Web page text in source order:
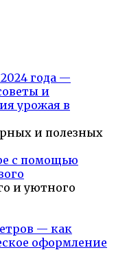
года —
и
урожая в
и полезных
с помощью
и уютного
— как
оформление